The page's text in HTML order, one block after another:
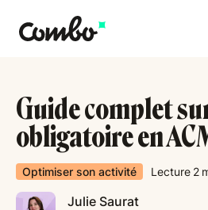
Guide complet
obligatoire en
Optimiser son activité Lecture 2
Julie Saurat